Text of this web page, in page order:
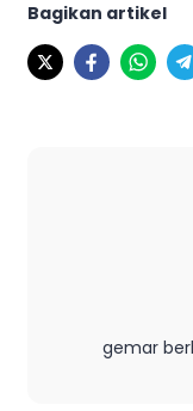
Bagikan artikel
gemar